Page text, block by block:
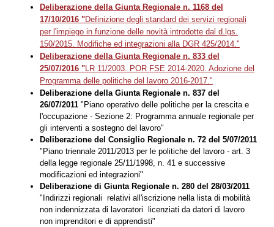
Deliberazione della Giunta Regionale n. 1168 del
17/10/2016 "Definizione degli standard dei servizi regionali
per l'impiego in funzione delle novità introdotte dal d.lgs.
150/2015. Modifiche ed integrazioni alla DGR 425/2014."
Deliberazione della Giunta Regionale n. 833 del
25/07/2016 "LR 11/2003. POR FSE 2014-2020. Adozione del
Programma delle politiche del lavoro 2016-2017."
Deliberazione della Giunta Regionale n. 837 del
26/07/2011 "Piano operativo delle politiche per la crescita e
l'occupazione - Sezione 2: Programma annuale regionale per
gli interventi a sostegno del lavoro"
Deliberazione del Consiglio Regionale n. 72 del 5/07/2011
"Piano triennale 2011/2013 per le politiche del lavoro - art. 3
della legge regionale 25/11/1998, n. 41 e successive
modificazioni ed integrazioni"
Deliberazione di Giunta Regionale n. 280 del 28/03/2011
"Indirizzi regionali relativi all'iscrizione nella lista di mobilità
non indennizzata di lavoratori licenziati da datori di lavoro
non imprenditori e di apprendisti"